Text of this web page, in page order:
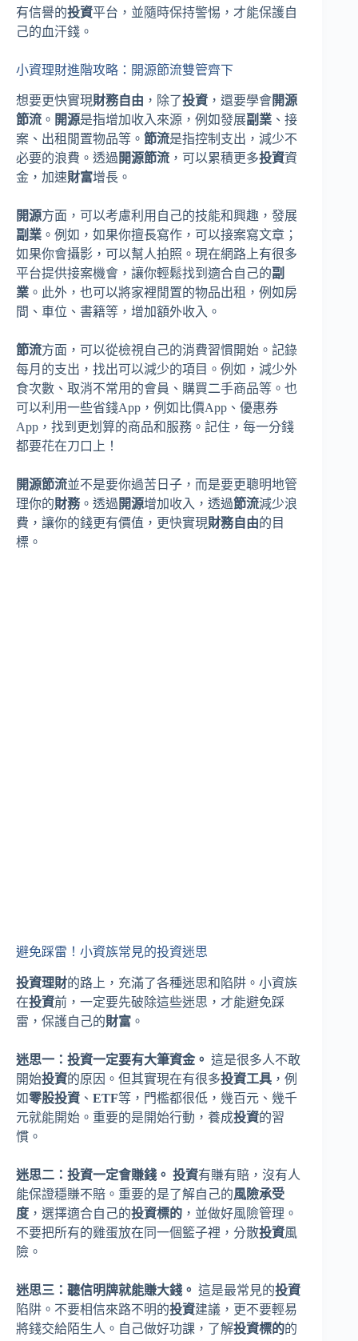
有信譽的投資平台，並隨時保持警惕，才能保護自
己的血汗錢。
小資理財進階攻略：開源節流雙管齊下
想要更快實現財務自由 ，除了投資 ，還要學會開源
節流 。 開源是指增加收入來源，例如發展副業 、接
案、出租閒置物品等。 節流是指控制支出，減少不
必要的浪費。透過 開源節流 ，可以累積更多投資資
金，加速財富增長。
開源方面，可以考慮利用自己的技能和興趣，發展
副業 。例如，如果你擅長寫作，可以接案寫文章；
如果你會攝影，可以幫人拍照。現在網路上有很多
平台提供接案機會，讓你輕鬆找到適合自己的副
業 。此外，也可以將家裡閒置的物品出租，例如房
間、車位、書籍等，增加額外收入。
節流方面，可以從檢視自己的消費習慣開始。記錄
每月的支出，找出可以減少的項目。例如，減少外
食次數、取消不常用的會員、購買二手商品等。也
可以利用一些省錢App，例如比價App、優惠券
App，找到更划算的商品和服務。記住，每一分錢
都要花在刀口上！
開源節流並不是要你過苦日子，而是要更聰明地管
理你的財務。透過 開源增加收入，透過節流減少浪
費，讓你的錢更有價值，更快實現財務自由的目
標。
避免踩雷！小資族常見的投資迷思
投資理財的路上，充滿了各種迷思和陷阱。小資族
在投資前，一定要先破除這些迷思，才能避免踩
雷，保護自己的財富 。
迷思一：投資一定要有大筆資金。 這是很多人不敢
開始投資的原因。但其實現在有很多投資工具 ，例
如零股投資 、 ETF等，門檻都很低，幾百元、幾千
元就能開始。重要的是開始行動，養成投資的習
慣。
迷思二：投資一定會賺錢。 投資有賺有賠，沒有人
能保證穩賺不賠。重要的是了解自己的風險承受
度 ，選擇適合自己的投資標的 ，並做好風險管理。
不要把所有的雞蛋放在同一個籃子裡，分散投資風
險。
迷思三：聽信明牌就能賺大錢。 這是最常見的投資
陷阱。不要相信來路不明的投資建議，更不要輕易
將錢交給陌生人。自己做好功課，了解投資標的的